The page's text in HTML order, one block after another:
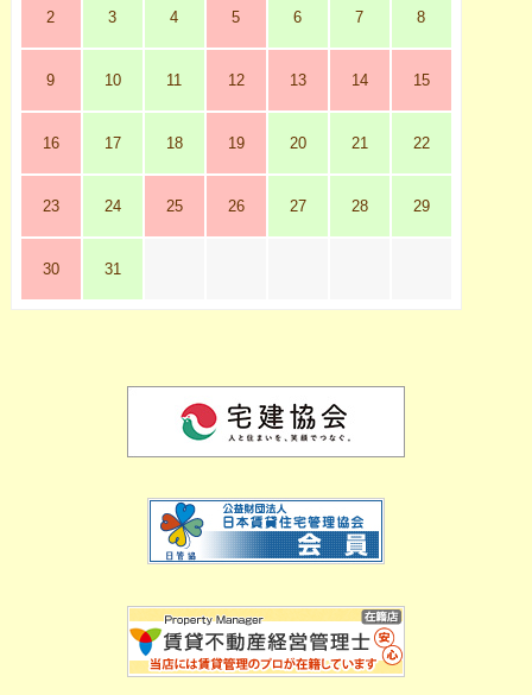
2 3 4 5 6 7 8
9 10 11 12 13 14 15
16 17 18 19 20 21 22
23 24 25 26 27 28 29
30 31